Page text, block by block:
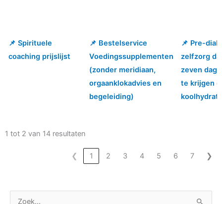
📌 Spirituele
coaching prijslijst
📌 Bestelservice
Voedingssupplementen
(zonder meridiaan,
orgaanklokadvies en
begeleiding)
📌 Pre-
zelfzorg
zeven
te krijgen
📌 Spirituele
coaching prijslijst
📌 Bestelservice
Voedingssupplementen
(zonder meridiaan,
orgaanklokadvies en
begeleiding)
📌 Pre-
zelfzorg
zeven
te krijgen
1 tot 2 van 14 resultaten
❮ 1 2 3 4 5 6 7 ❯